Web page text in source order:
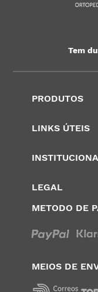
Tem
PRODUTOS
LINKS ÚTEIS
LEGAL
METODO DE
MEIOS DE